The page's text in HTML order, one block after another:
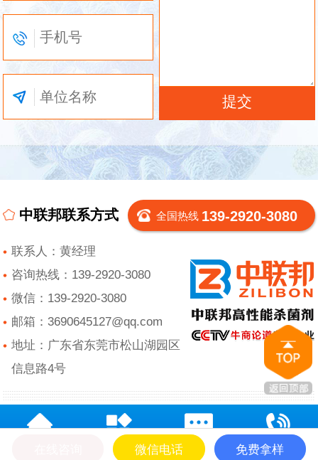
中联邦联系方式 全国热线 139-2920-3080
联系人：黄经理
咨询热线：139-2920-3080
微信：139-2920-3080
邮箱：3690645127@qq.com
地址：广东省东莞市松山湖园区
信息路4号
产品中心 在线留言 电话咨询
微信电话 免费拿样